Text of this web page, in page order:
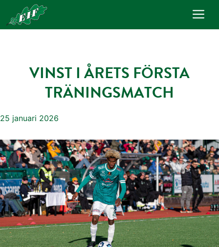
innehåll
VINST I ÅRETS FÖRSTA
TRÄNINGSMATCH
25 januari 2026